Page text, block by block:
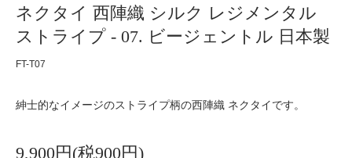
ネクタイ 西陣織 シルク レジメンタル
ストライプ - 07. ビージェントル 日本製
FT-T07
紳士的なイメージのストライプ柄の西陣織 ネクタイです。
9,900円(税900円)